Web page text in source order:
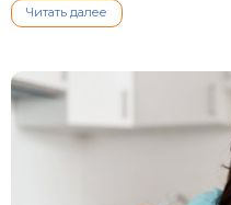
Читать далее